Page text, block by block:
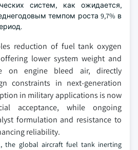
систем, как ожидается,
темпом роста 9,7% в
reduction of fuel tank oxygen
lower system weight and
on engine bleed air, directly
constraints in next-generation
in military applications is now
acceptance, while ongoing
formulation and resistance to
reliability.
the global aircraft fuel tank inerting